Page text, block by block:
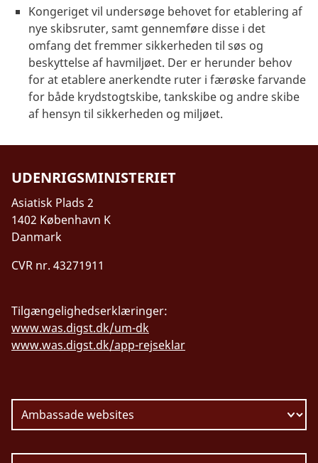
Kongeriget vil undersøge behovet for etablering af
nye skibsruter, samt gennemføre disse i det
omfang det fremmer sikkerheden til søs og
beskyttelse af havmiljøet. Der er herunder behov
for at etablere anerkendte ruter i færøske farvande
for både krydstogtskibe, tankskibe og andre skibe
af hensyn til sikkerheden og miljøet.
UDENRIGSMINISTERIET
Asiatisk Plads 2
1402 København K
Danmark
CVR nr. 43271911
Tilgængelighedserklæringer:
www.was.digst.dk/um-dk
www.was.digst.dk/app-rejseklar